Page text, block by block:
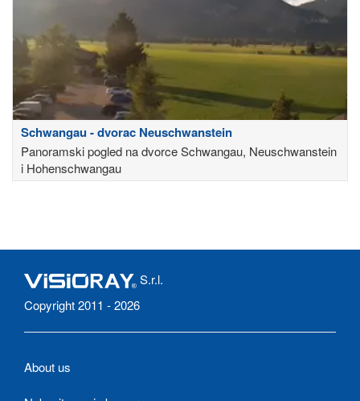
Schwangau - dvorac Neuschwanstein
Panoramski pogled na dvorce Schwangau, Neuschwanstein
i Hohenschwangau
S.r.l.
Copyright 2011 - 2026
About us